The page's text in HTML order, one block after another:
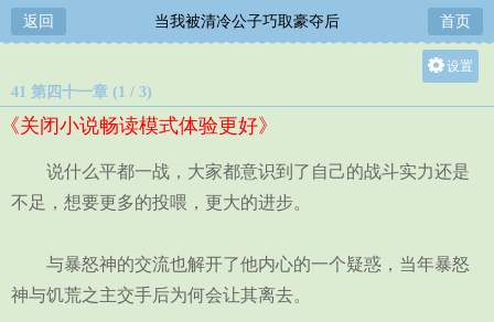
返回 当我被清冷公子巧取豪夺后 首页
设置
中
41 第四十一章 (1 / 3)
《关闭小说畅读模式体验更好》
说什么平都一战，大家都意识到了自己的战斗实力还是
不足，想要更多的投喂，更大的进步。
与暴怒神的交流也解开了他内心的一个疑惑，当年暴怒
神与饥荒之主交手后为何会让其离去。